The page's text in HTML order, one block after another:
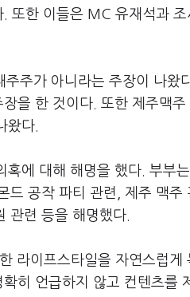
또한 이들은 MC 유재석과 조
주주가 아니라는 주장이 나왔
을 한 것이다 또한 제주맥주
왔다
혹에 대해 해명을 했다 부부
드 공작 파티 관련 제주 맥주
관련 등을 해명했다
라이프스타일을 자연스럽게
히 언급하지 않고 컨텐츠를